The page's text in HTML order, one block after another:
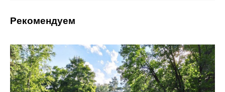
Рекомендуем